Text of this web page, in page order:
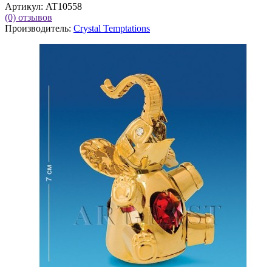
Артикул: AT10558
(0) отзывов
Производитель: Crystal Temptations